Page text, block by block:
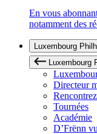
En vous
notamment des
Luxembourg
Luxembourg
Directeur
Tournées
Académie
D’Frënn